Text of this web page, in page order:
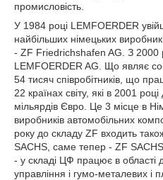
промисловість.
У 1984 році LEMFOERDER
найбільших німецьких
- ZF Friedrichshafen AG. З 2000
LEMFOERDER AG. Що являє
54 тисяч співробітників, що
22 країнах світу, які в 2001
мільярдів Євро. Це 3 місце в
виробників автомобільних
року до складу ZF входить
SACHS, саме тепер - ZF
- у складі ЦФ працює в області
управління і гумо-металевих і